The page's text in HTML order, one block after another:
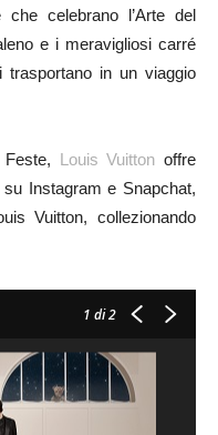
celebrano l’Arte del
e i meravigliosi carré
in un viaggio
Louis Vuitton offre
su Instagram e Snapchat,
Vuitton, collezionando
1 di 2